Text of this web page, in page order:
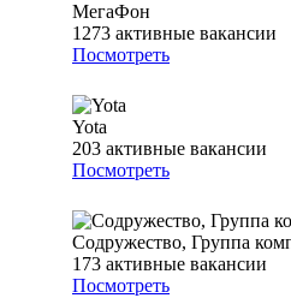
МегаФон
1273 активные вакансии
Посмотреть
Yota
203 активные вакансии
Посмотреть
Содружество, Группа
173 активные вакансии
Посмотреть